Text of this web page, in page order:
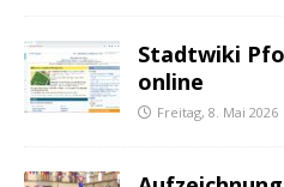
Stadtwiki
online
Freitag, 8. Mai 2026